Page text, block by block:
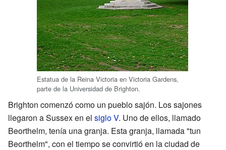
Estatua de la Reina Victoria en Victoria Gardens,
parte de la Universidad de Brighton.
Brighton comenzó como un pueblo sajón. Los sajones
llegaron a Sussex en el siglo V. Uno de ellos, llamado
Beorthelm, tenía una granja. Esta granja, llamada "tun
Beorthelm", con el tiempo se convirtió en la ciudad de